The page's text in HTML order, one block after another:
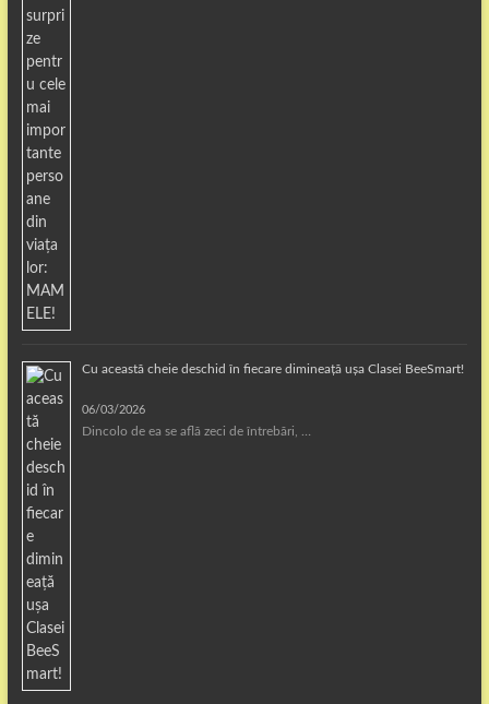
Cu această cheie deschid în fiecare dimineață ușa Clasei BeeSmart!
06/03/2026
Dincolo de ea se află zeci de întrebări, …